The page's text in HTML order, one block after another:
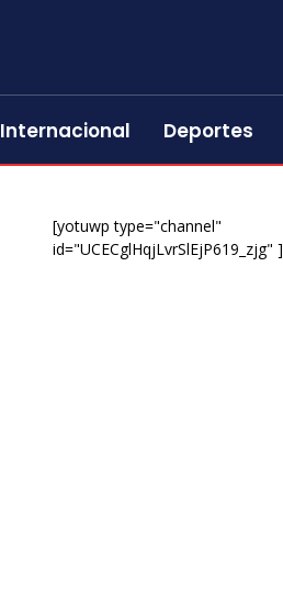
Internacional Deportes
[yotuwp type="channel"
id="UCECglHqjLvrSlEjP619_zjg" ]